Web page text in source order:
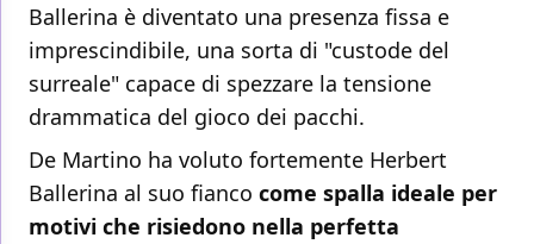
Ballerina è diventato una presenza fissa e
imprescindibile, una sorta di "custode del
surreale" capace di spezzare la tensione
drammatica del gioco dei pacchi.
De Martino ha voluto fortemente Herbert
Ballerina al suo fianco come spalla ideale per
motivi che risiedono nella perfetta